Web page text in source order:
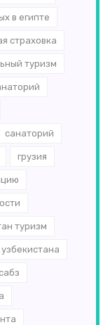
в египте
страховка
туризм
санаторий
грузия
туризм